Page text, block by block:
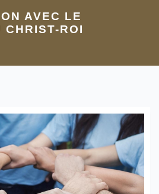
AVEC LE
CHRIST-ROI